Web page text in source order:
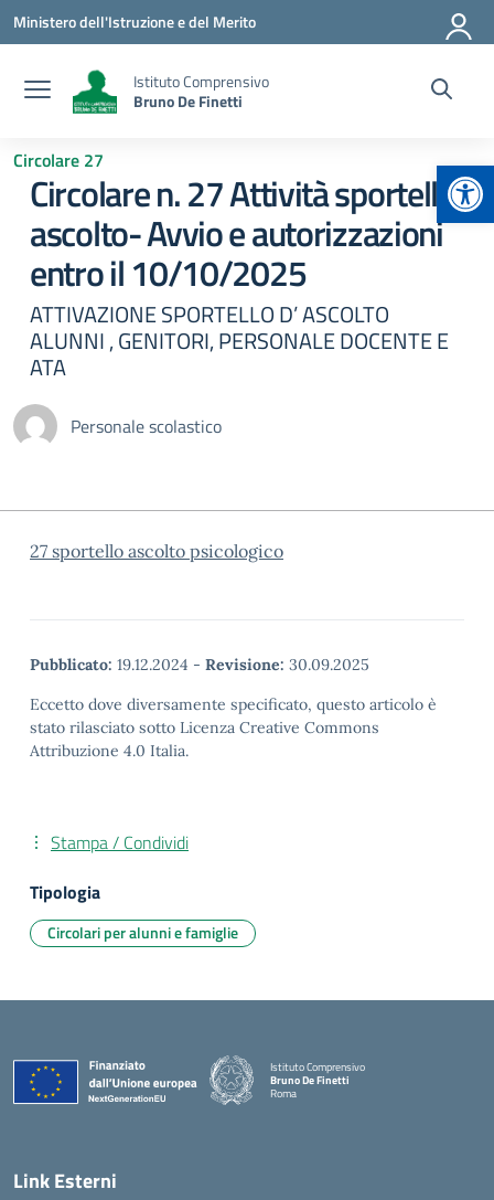
Vai ai contenuti
Vai al menu di navigazione
Vai al footer
Ministero dell'Istruzione e del Merito
Istituto Comprensivo
Bruno De Finetti
Circolare 27
Circolare n. 27 Attività sportello
ascolto- Avvio e autorizzazioni
entro il 10/10/2025
ATTIVAZIONE SPORTELLO D’ ASCOLTO
ALUNNI , GENITORI, PERSONALE DOCENTE E
ATA
Personale scolastico
27 sportello ascolto psicologico
Pubblicato: 19.12.2024 - Revisione: 30.09.2025
Eccetto dove diversamente specificato, questo articolo è
stato rilasciato sotto Licenza Creative Commons
Attribuzione 4.0 Italia.
Stampa / Condividi
Tipologia
Circolari per alunni e famiglie
Istituto Comprensivo
Bruno De Finetti
Roma
Link Esterni